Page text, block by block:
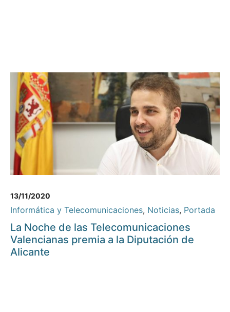
13/11/2020
Informática y Telecomunicaciones, Noticias, Portada
La Noche de las Telecomunicaciones
Valencianas premia a la Diputación de
Alicante